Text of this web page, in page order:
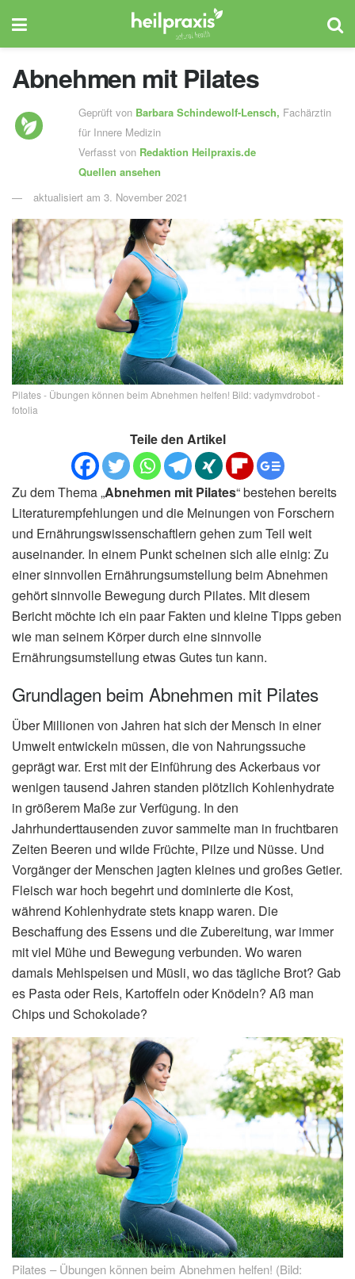
Abnehmen mit Pilates
Geprüft von Barbara Schindewolf-Lensch, Fachärztin
für Innere Medizin
Verfasst von Redaktion Heilpraxis.de
Quellen ansehen
aktualisiert am 3. November 2021
Pilates - Übungen können beim Abnehmen helfen! Bild: vadymvdrobot -
fotolia
Teile den Artikel
Zu dem Thema „Abnehmen mit Pilates“ bestehen bereits
Literaturempfehlungen und die Meinungen von Forschern
und Ernährungswissenschaftlern gehen zum Teil weit
auseinander. In einem Punkt scheinen sich alle einig: Zu
einer sinnvollen Ernährungsumstellung beim Abnehmen
gehört sinnvolle Bewegung durch Pilates. Mit diesem
Bericht möchte ich ein paar Fakten und kleine Tipps geben
wie man seinem Körper durch eine sinnvolle
Ernährungsumstellung etwas Gutes tun kann.
Grundlagen beim Abnehmen mit Pilates
Über Millionen von Jahren hat sich der Mensch in einer
Umwelt entwickeln müssen, die von Nahrungssuche
geprägt war. Erst mit der Einführung des Ackerbaus vor
wenigen tausend Jahren standen plötzlich Kohlenhydrate
in größerem Maße zur Verfügung. In den
Jahrhunderttausenden zuvor sammelte man in fruchtbaren
Zeiten Beeren und wilde Früchte, Pilze und Nüsse. Und
Vorgänger der Menschen jagten kleines und großes Getier.
Fleisch war hoch begehrt und dominierte die Kost,
während Kohlenhydrate stets knapp waren. Die
Beschaffung des Essens und die Zubereitung, war immer
mit viel Mühe und Bewegung verbunden. Wo waren
damals Mehlspeisen und Müsli, wo das tägliche Brot? Gab
es Pasta oder Reis, Kartoffeln oder Knödeln? Aß man
Chips und Schokolade?
Pilates – Übungen können beim Abnehmen helfen! (Bild: